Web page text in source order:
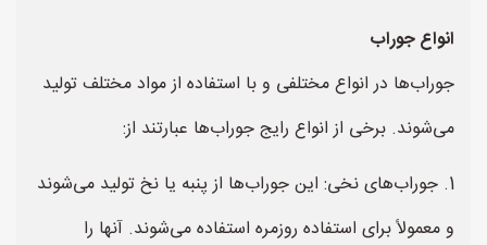
انواع جوراب
جوراب‌ها در انواع مختلفی و با استفاده از مواد مختلف تولید
می‌شوند. برخی از انواع رایج جوراب‌ها عبارتند از:
1. جوراب‌های نخی: این جوراب‌ها از پنبه یا نخ تولید می‌شوند
و معمولاً برای استفاده روزمره استفاده می‌شوند. آنها را